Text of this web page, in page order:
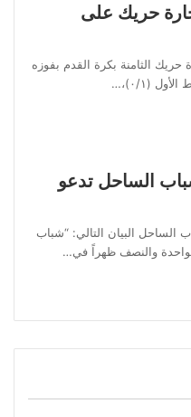
حارة حريك على
حريك الثامنة بكرة القدم بفوزه
الساحل تدعو
الساحل البيان التالي: “شباب
والنصف ظهراً في…